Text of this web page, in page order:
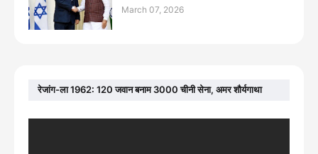
March 07, 2026
रेजांग-ला 1962: 120 जवान बनाम 3000 चीनी सेना, अमर शौर्यगाथा